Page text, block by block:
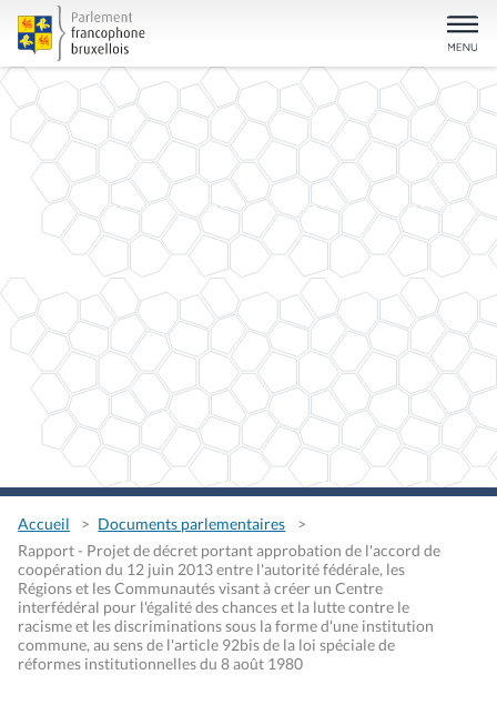
Accueil
Documents parlementaires
Rapport - Projet de décret portant approbation de l'accord de
coopération du 12 juin 2013 entre l'autorité fédérale, les
Régions et les Communautés visant à créer un Centre
interfédéral pour l'égalité des chances et la lutte contre le
racisme et les discriminations sous la forme d'une institution
commune, au sens de l'article 92bis de la loi spéciale de
réformes institutionnelles du 8 août 1980